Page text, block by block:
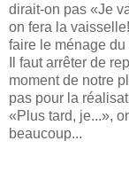
dirait-on pas «Je
on fera la
faire le ménage
Il faut arrêter de
moment de notre
pas pour la
«Plus tard, je...»,
beaucoup...